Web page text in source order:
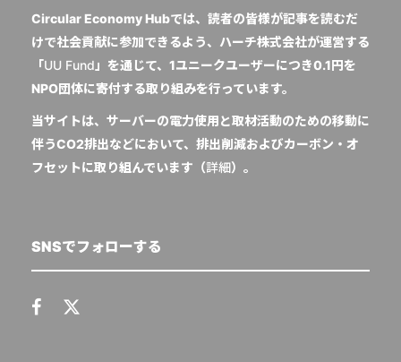
Circular Economy Hubでは、読者の皆様が記事を読むだ
けで社会貢献に参加できるよう、ハーチ株式会社が運営する
「UU Fund 」を通じて、1ユニークユーザーにつき0.1円を
NPO団体に寄付する取り組みを行っています。
当サイトは、サーバーの電力使用と取材活動のための移動に
伴うCO2排出などにおいて、排出削減およびカーボン・オ
フセットに取り組んでいます（詳細）。
SNSでフォローする